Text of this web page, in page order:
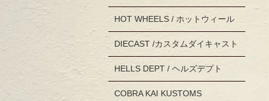
HOT WHEELS / ホットウィール
DIECAST /カスタムダイキャスト
HELLS DEPT / ヘルズデプト
COBRA KAI KUSTOMS